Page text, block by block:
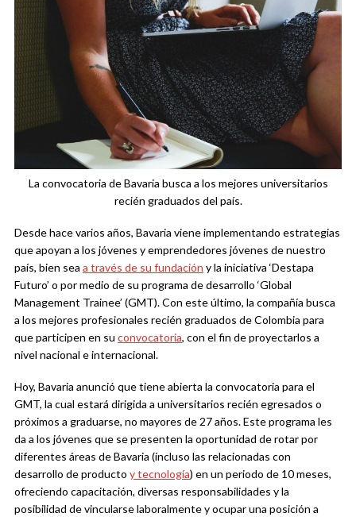
La convocatoria de Bavaria busca a los mejores universitarios
recién graduados del país.
Desde hace varios años, Bavaria viene implementando estrategias
que apoyan a los jóvenes y emprendedores jóvenes de nuestro
país, bien sea a través de su fundación y la iniciativa ‘Destapa
Futuro’ o por medio de su programa de desarrollo ‘Global
Management Trainee’ (GMT). Con este último, la compañía busca
a los mejores profesionales recién graduados de Colombia para
que participen en su convocatoria, con el fin de proyectarlos a
nivel nacional e internacional.
Hoy, Bavaria anunció que tiene abierta la convocatoria para el
GMT, la cual estará dirigida a universitarios recién egresados o
próximos a graduarse, no mayores de 27 años. Este programa les
da a los jóvenes que se presenten la oportunidad de rotar por
diferentes áreas de Bavaria (incluso las relacionadas con
desarrollo de producto y tecnología) en un periodo de 10 meses,
ofreciendo capacitación, diversas responsabilidades y la
posibilidad de vincularse laboralmente y ocupar una posición a